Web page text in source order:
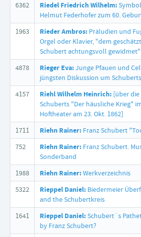
6362
Riedel Friedrich Wilhelm:
Helmut Federhofer zum 60.
1963
Rieder Ambros: Präludien und
Orgel oder Klavier, "dem
Schubert achtungsvoll gewidmet"
4878
Rieger Eva:Junge Pfauen und
jüngsten Diskussion um
4157
Riehl Wilhelm Heinrich: [über
Schuberts "Der häusliche Krieg"
Hoftheater am 23. Okt. 1862]
1711
Riehn Rainer: Franz Schubert
752
Riehn Rainer: Franz Schubert.
Sonderband
1988
Riehn Rainer:Werkverzeichnis
5322
Rieppel Daniel: Biedermeier
and the Schubertkreis
1641
Rieppel Daniel:Schubert´s
by Franz Schubert?